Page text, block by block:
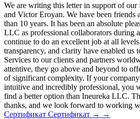
We are writing this letter in support of
and Victor Eroyan. We have been friends
than 10 years. It has been an absolute
LLC as professional collaborators during
continue to do an excellent job at all
transparency, and clarity have enabled us
Services to our clients and partners
attentive, they go above and beyond to
of significant complexity. If your company
intuitive and incredibly professional, you
find a better option than Ineureka LLC.
thanks, and we look forward to working
Сертификат Сертификат → →